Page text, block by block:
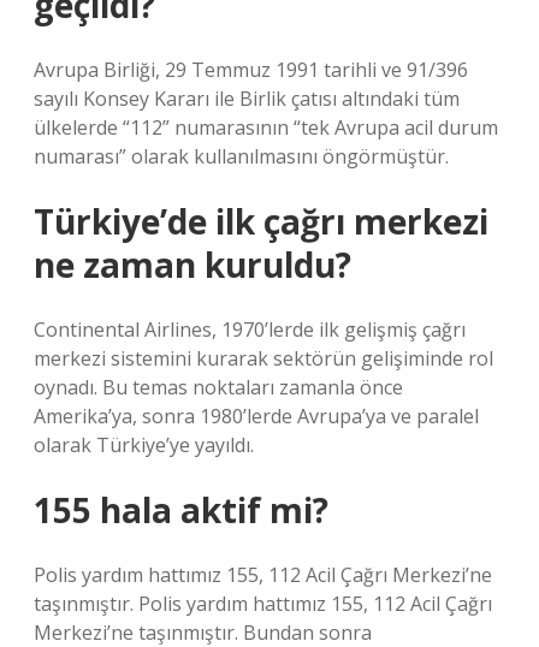
Avrupa Birliği, 29 Temmuz 1991 tarihli ve 91/396
sayılı Konsey Kararı ile Birlik çatısı altındaki tüm
ülkelerde “112” numarasının “tek Avrupa acil durum
numarası” olarak kullanılmasını öngörmüştür.
Türkiye’de ilk çağrı merkezi
ne zaman kuruldu?
Continental Airlines, 1970’lerde ilk gelişmiş çağrı
merkezi sistemini kurarak sektörün gelişiminde rol
oynadı. Bu temas noktaları zamanla önce
Amerika’ya, sonra 1980’lerde Avrupa’ya ve paralel
olarak Türkiye’ye yayıldı.
155 hala aktif mi?
Polis yardım hattımız 155, 112 Acil Çağrı Merkezi’ne
taşınmıştır. Polis yardım hattımız 155, 112 Acil Çağrı
Merkezi’ne taşınmıştır. Bundan sonra